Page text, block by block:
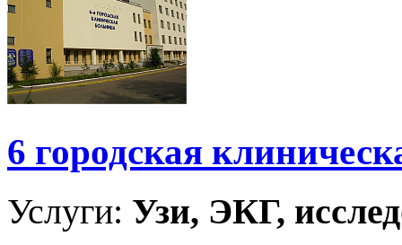
6 городская
Услуги: Узи, ЭКГ,